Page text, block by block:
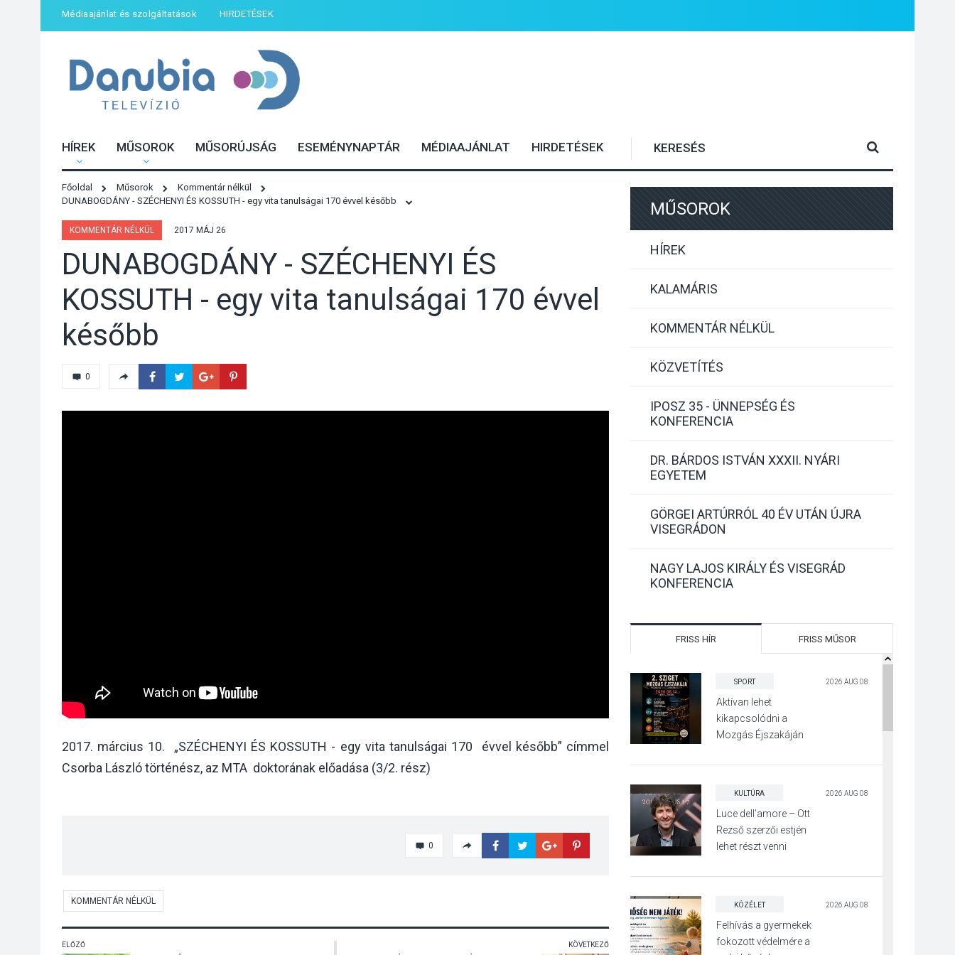
Médiaajánlat és szolgáltatások HIRDETÉSEK
HÍREK MŰSOROK MŰSORÚJSÁG ESEMÉNYNAPTÁR MÉDIAAJÁNLAT HIRDETÉSEK
Főoldal Műsorok
Kommentár nélkül
DUNABOGDÁNY - SZÉCHENYI ÉS KOSSUTH - egy vita tanulságai 170 évvel később
KOMMENTÁR NÉLKÜL 2017 MÁJ 26
DUNABOGDÁNY - SZÉCHENYI ÉS
KOSSUTH - egy vita tanulságai 170 évvel
később
0
2017. március 10. „SZÉCHENYI ÉS KOSSUTH - egy vita tanulságai 170 évvel később” címmel
Csorba László történész, az MTA doktorának előadása (3/2. rész)
0
KOMMENTÁR NÉLKÜL
ELŐZŐ KÖVETKEZŐ
MŰSOROK
HÍREK
KALAMÁRIS
KOMMENTÁR NÉLKÜL
KÖZVETÍTÉS
IPOSZ 35 - ÜNNEPSÉG ÉS
KONFERENCIA
DR. BÁRDOS ISTVÁN XXXII. NYÁRI
EGYETEM
GÖRGEI ARTÚRRÓL 40 ÉV UTÁN ÚJRA
VISEGRÁDON
NAGY LAJOS KIRÁLY ÉS VISEGRÁD
KONFERENCIA
FRISS HÍR FRISS MŰSOR
SPORT 2026 AUG 08
Aktívan lehet
kikapcsolódni a
Mozgás Éjszakáján
Surányban
KULTÚRA 2026 AUG 08
Luce dell’amore – Ott
Rezső szerzői estjén
lehet részt venni
KÖZÉLET 2026 AUG 08
Felhívás a gyermekek
fokozott védelmére a